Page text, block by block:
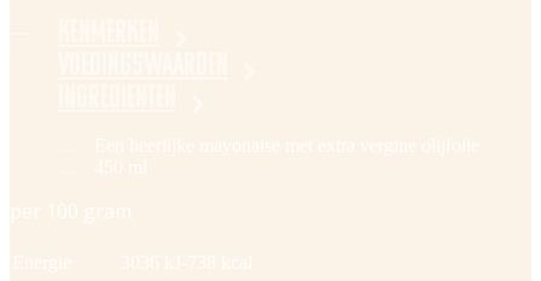
Een heerlijke mayonaise met extra vergine olijfolie
450 ml
per 100 gram
Energie
3036 kJ-738 kcal